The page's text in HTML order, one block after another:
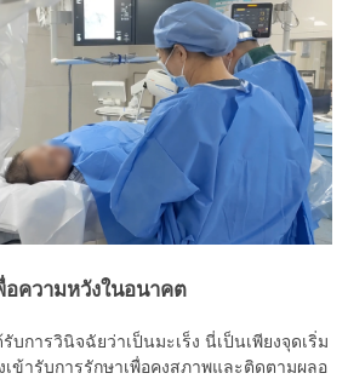
อความหวังในอนาคต
ารวินิจฉัยว่าเป็นมะเร็ง นี่เป็นเพียงจุดเริ่ม
เข้ารับการรักษาเพื่อคงสภาพและติดตามผลอ